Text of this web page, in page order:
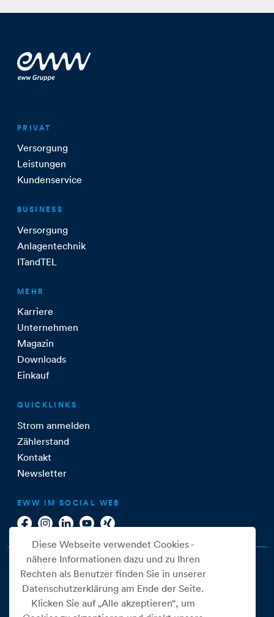
PRIVAT
Versorgung
Leistungen
Kundenservice
BUSINESS
Versorgung
Anlagentechnik
ITandTEL
MEHR
Karriere
Unternehmen
Magazin
Downloads
Einkauf
QUICKLINKS
Strom anmelden
Zählerstand
Kontakt
Newsletter
EWW IM SOCIAL WEB
Diese Webseite verwendet Cookies -
nähere Informationen dazu und zu Ihren
Rechten als Benutzer finden Sie in unserer
Datenschutzerklärung am Ende der Seite.
Klicken Sie auf „Alle akzeptieren“, um